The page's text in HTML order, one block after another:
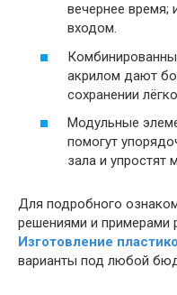
вечернее время;
входом.
акрилом дают
сохранении
Модульные
помогут
зала и упростят
Для подробного
решениями и примерами
Изготовление
варианты под любой